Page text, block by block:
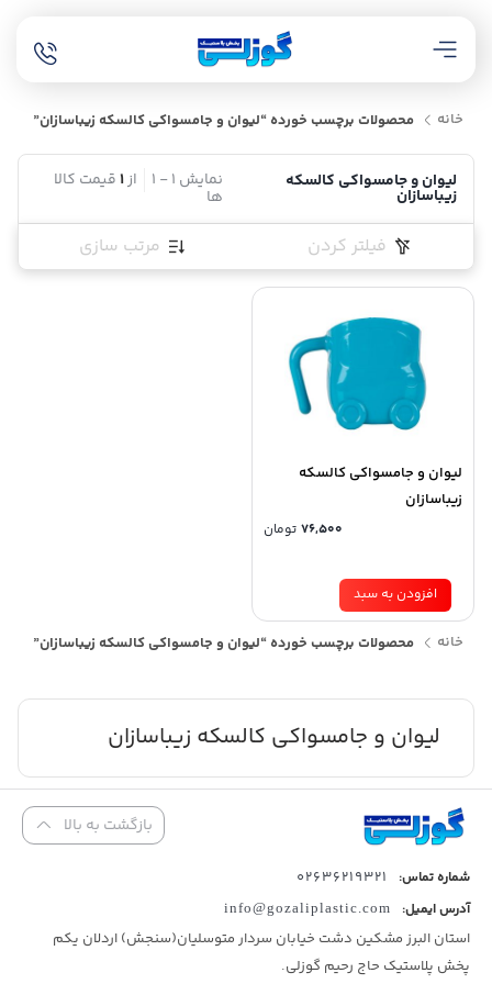
خانه محصولات برچسب خورده “لیوان و جامسواکی کالسکه زیباسازان”
لیوان و جامسواکی کالسکه
زیباسازان
نمایش 1
-
1 از1قیمت کالا
ها
فیلتر کردن مرتب سازی
لیوان و جامسواکی کالسکه
زیباسازان
تومان
افزودن به سبد
خانه محصولات برچسب خورده “لیوان و جامسواکی کالسکه زیباسازان”
لیوان و جامسواکی کالسکه زیباسازان
بازگشت به بالا
شماره تماس: 02636219321
آدرس ایمیل: info@gozaliplastic.com
استان البرز مشکین دشت خیابان سردار متوسلیان(سنجش) اردلان یکم
پخش پلاستیک حاج رحیم گوزلی.